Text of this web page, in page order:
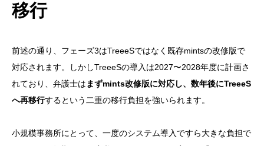
移行
前述の通り、フェーズ3はTreeeSではなく既存mintsの改修版で
対応されます。しかしTreeeSの導入は2027〜2028年度に計画さ
れており、弁護士は まずmints改修版に対応し、数年後にTreeeS
へ再移行するという二重の移行負担を強いられます。
小規模事務所にとって、一度のシステム導入ですら大きな負担で